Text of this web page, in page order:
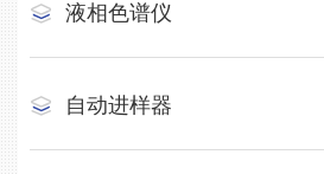
液相色谱仪
自动进样器